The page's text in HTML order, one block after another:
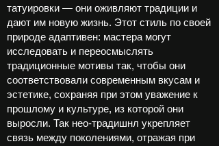
татуировки — они оживляют традиции и
дают им новую жизнь. Этот стиль по своей
природе адаптивен: мастера могут
исследовать и переосмыслять
традиционные мотивы так, чтобы они
соответствовали современным вкусам и
эстетике, сохраняя при этом уважение к
прошлому и культуре, из которой они
выросли. Так нео-традишнл укрепляет
связь между поколениями, отражая при